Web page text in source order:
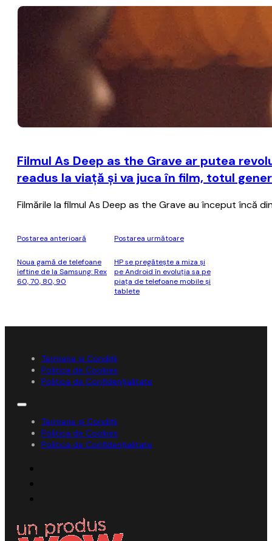
Filmul As Deep as the Grave ar putea
readus la viaţă şi va juca în film, totul
Filmările la filmul As Deep as the Grave au început încă
Postarea anterioară
Noua gamă de telefoane
ieftine de la Samsung: Rex
60, 70, 80, 90
Postarea următoare
HP se pregătește a miza și
pe Android în evoluția sa pe
piața de telefoane mobile și
tablete
Termene și Condiții
Politica de Cookies
Politica de Confidențialitate
Termene și Condiții
Politica de Cookies
Politica de Confidențialitate